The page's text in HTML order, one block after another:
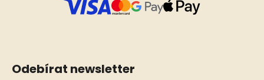
Odebírat newsletter